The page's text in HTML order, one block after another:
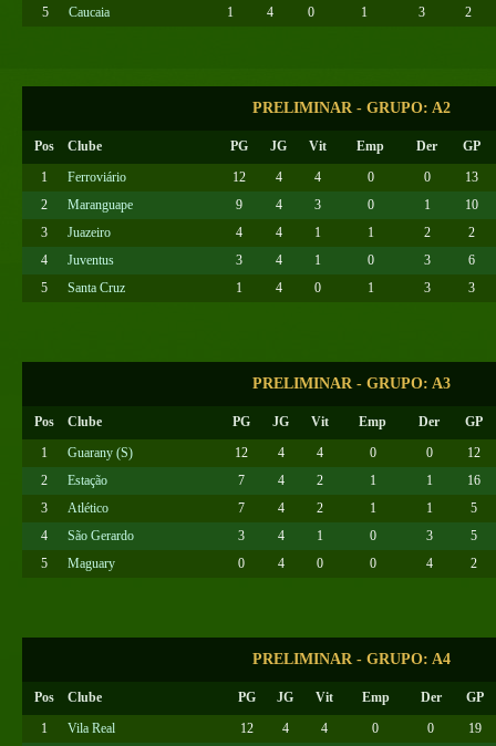
5
Caucaia 1 4 0 1 3 2
PRELIMINAR - GRUPO: A2
Pos Clube PG JG Vit Emp Der
GP
1
Ferroviário 12 4 4 0 0
13
2
Maranguape 9 4 3 0 1
10
3
Juazeiro 4 4 1 1 2
2
4
Juventus 3 4 1 0 3
6
5
Santa Cruz 1 4 0 1 3 3
PRELIMINAR - GRUPO: A3
Pos Clube PG JG Vit Emp Der
GP
1
Guarany (S) 12 4 4 0 0
12
2
Estação 7 4 2 1 1
16
3
Atlético 7 4 2 1 1
5
4
São Gerardo 3 4 1 0 3
5
5
Maguary 0 4 0 0 4 2
PRELIMINAR - GRUPO: A4
Pos Clube PG JG Vit Emp Der
GP
1
Vila Real 12 4 4 0 0
19